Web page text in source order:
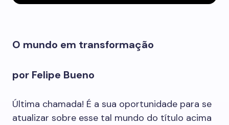
O mundo em transformação
por Felipe Bueno
Última chamada! É a sua oportunidade para se
atualizar sobre esse tal mundo do título acima